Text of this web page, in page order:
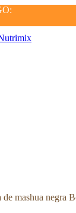
de mashua negra